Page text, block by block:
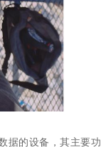
据的设备，其主要功